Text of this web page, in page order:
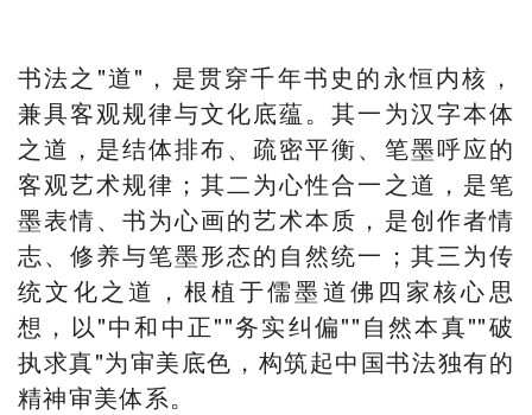
书法之"道"，是贯穿千年书史的永恒内核，
兼具客观规律与文化底蕴。其一为汉字本体
之道，是结体排布、疏密平衡、笔墨呼应的
客观艺术规律；其二为心性合一之道，是笔
墨表情、书为心画的艺术本质，是创作者情
志、修养与笔墨形态的自然统一；其三为传
统文化之道，根植于儒墨道佛四家核心思
想，以"中和中正""务实纠偏""自然本真""破
执求真"为审美底色，构筑起中国书法独有的
精神审美体系。